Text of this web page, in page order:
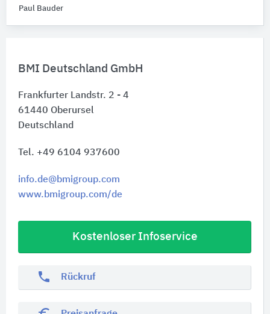
BMI Deutschland GmbH
Frankfurter Landstr. 2 - 4
61440 Oberursel
Deutschland
Tel. +49 6104 937600
info.de@bmigroup.com
www.bmigroup.com/de
Kostenloser Infoservice
phone Rückruf
Paul Bauder